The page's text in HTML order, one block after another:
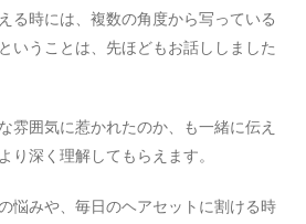
る時には、複数の角度から写っている
いうことは、先ほどもお話ししました
雰囲気に惹かれたのか、も一緒に伝え
り深く理解してもらえます。
悩みや、毎日のヘアセットに割ける時